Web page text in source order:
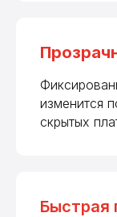
изменится
скрытых
Быстрая